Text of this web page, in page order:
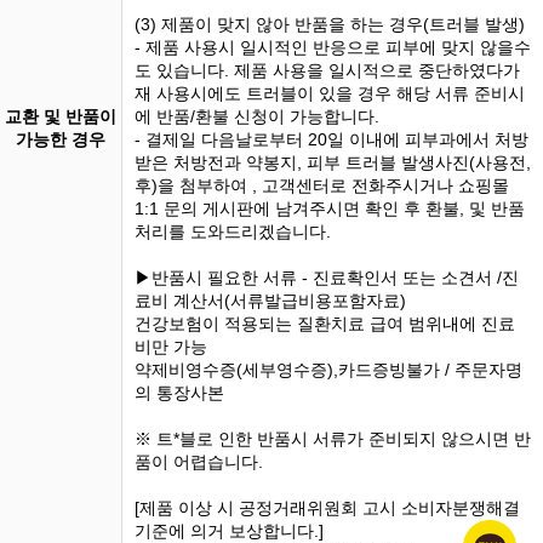
교환 및 반품이
가능한 경우
(3) 제품이 맞지 않아 반품을 하는 경우(트러블 발생)
- 제품 사용시 일시적인 반응으로 피부에 맞지 않을수
도 있습니다. 제품 사용을 일시적으로 중단하였다가
재 사용시에도 트러블이 있을 경우 해당 서류 준비시
에 반품/환불 신청이 가능합니다.
- 결제일 다음날로부터 20일 이내에 피부과에서 처방
받은 처방전과 약봉지, 피부 트러블 발생사진(사용전,
후)을 첨부하여 , 고객센터로 전화주시거나 쇼핑몰
1:1 문의 게시판에 남겨주시면 확인 후 환불, 및 반품
처리를 도와드리겠습니다.
▶반품시 필요한 서류 - 진료확인서 또는 소견서 /진
료비 계산서(서류발급비용포함자료)
건강보험이 적용되는 질환치료 급여 범위내에 진료
비만 가능
약제비영수증(세부영수증),카드증빙불가 / 주문자명
의 통장사본
※ 트*블로 인한 반품시 서류가 준비되지 않으시면 반
품이 어렵습니다.
[제품 이상 시 공정거래위원회 고시 소비자분쟁해결
기준에 의거 보상합니다.]